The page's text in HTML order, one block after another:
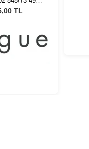
Gözlüğü
TL